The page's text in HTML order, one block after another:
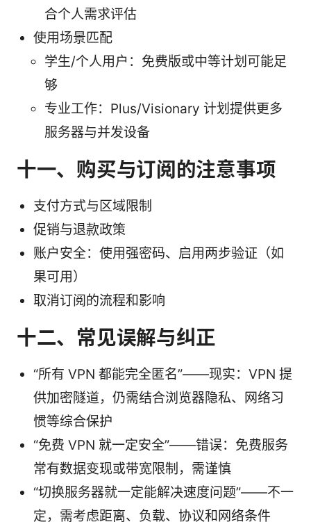
合个人需求评估
使用场景匹配
学生/个人用户：免费版或中等计划可能足
够
专业工作：Plus/Visionary 计划提供更多
服务器与并发设备
十一、购买与订阅的注意事项
支付方式与区域限制
促销与退款政策
账户安全：使用强密码、启用两步验证（如
果可用）
取消订阅的流程和影响
十二、常见误解与纠正
“所有 VPN 都能完全匿名”——现实：VPN 提
供加密隧道，仍需结合浏览器隐私、网络习
惯等综合保护
“免费 VPN 就一定安全”——错误：免费服务
常有数据变现或带宽限制，需谨慎
“切换服务器就一定能解决速度问题”——不一
定，需考虑距离、负载、协议和网络条件